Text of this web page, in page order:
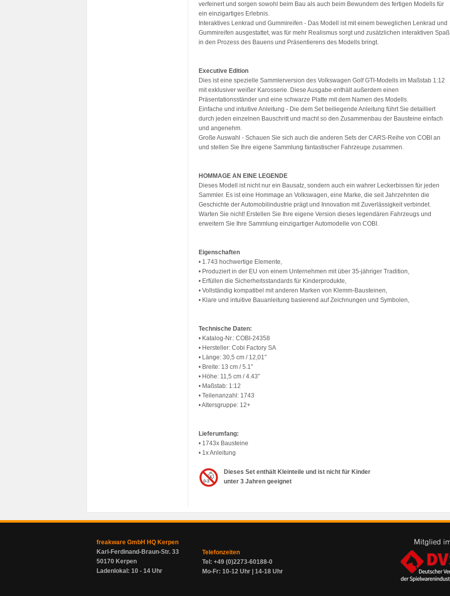
verfeinert und sorgen sowohl beim Bau als auch beim Bewundern des fertigen Modells für
ein einzigartiges Erlebnis.
Interaktives Lenkrad und Gummireifen - Das Modell ist mit einem beweglichen Lenkrad und
Gummireifen ausgestattet, was für mehr Realismus sorgt und zusätzlichen interaktiven Spaß
in den Prozess des Bauens und Präsentierens des Modells bringt.
Executive Edition
Dies ist eine spezielle Sammlerversion des Volkswagen Golf GTI-Modells im Maßstab 1:12
mit exklusiver weißer Karosserie. Diese Ausgabe enthält außerdem einen
Präsentationsständer und eine schwarze Platte mit dem Namen des Modells.
Einfache und intuitive Anleitung - Die dem Set beiliegende Anleitung führt Sie detailliert
durch jeden einzelnen Bauschritt und macht so den Zusammenbau der Bausteine einfach
und angenehm.
Große Auswahl - Schauen Sie sich auch die anderen Sets der CARS-Reihe von COBI an
und stellen Sie Ihre eigene Sammlung fantastischer Fahrzeuge zusammen.
HOMMAGE AN EINE LEGENDE
Dieses Modell ist nicht nur ein Bausatz, sondern auch ein wahrer Leckerbissen für jeden
Sammler. Es ist eine Hommage an Volkswagen, eine Marke, die seit Jahrzehnten die
Geschichte der Automobilindustrie prägt und Innovation mit Zuverlässigkeit verbindet.
Warten Sie nicht! Erstellen Sie Ihre eigene Version dieses legendären Fahrzeugs und
erweitern Sie Ihre Sammlung einzigartiger Automodelle von COBI.
Eigenschaften
• 1.743 hochwertige Elemente,
• Produziert in der EU von einem Unternehmen mit über 35-jähriger Tradition,
• Erfüllen die Sicherheitsstandards für Kinderprodukte,
• Vollständig kompatibel mit anderen Marken von Klemm-Bausteinen,
• Klare und intuitive Bauanleitung basierend auf Zeichnungen und Symbolen,
Technische Daten:
• Katalog-Nr.: COBI-24358
• Hersteller: Cobi Factory SA
• Länge: 30,5 cm / 12,01″
• Breite: 13 cm / 5.1″
• Höhe: 11,5 cm / 4.43″
• Maßstab: 1:12
• Teilenanzahl: 1743
• Altersgruppe: 12+
Lieferumfang:
• 1743x Bausteine
• 1x Anleitung
Dieses Set enthält Kleinteile und ist nicht für Kinder
unter 3 Jahren geeignet
freakware GmbH HQ Kerpen
Karl-Ferdinand-Braun-Str. 33
50170 Kerpen
Ladenlokal: 10 - 14 Uhr
Telefonzeiten
Tel: +49 (0)2273-60188-0
Mo-Fr: 10-12 Uhr | 14-18 Uhr